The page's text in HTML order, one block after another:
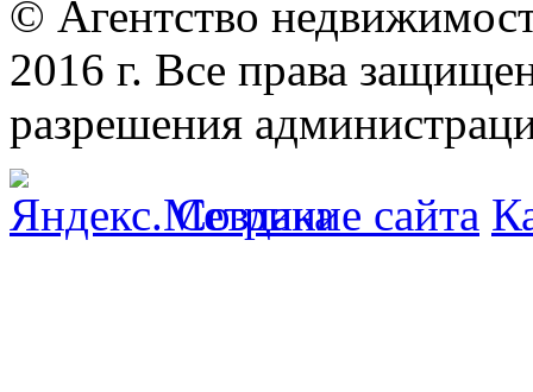
© Агентство
2016 г. Все права
разрешения
Создание сайта